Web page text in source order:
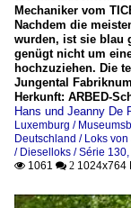
Mechaniker vom
Nachdem die
wurden, ist sie blau
genügt nicht um
hochzuziehen. Die
Jungental
Herkunft: ARBED-
Hans und Jeanny De
Luxemburg /
Deutschland / Loks
/ Dieselloks / Série
 1061  2 1024x764